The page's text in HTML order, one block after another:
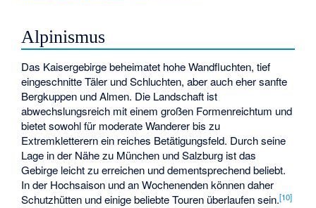
Alpinismus
Das Kaisergebirge beheimatet hohe Wandfluchten, tief
eingeschnitte Täler und Schluchten, aber auch eher sanfte
Bergkuppen und Almen. Die Landschaft ist
abwechslungsreich mit einem großen Formenreichtum und
bietet sowohl für moderate Wanderer bis zu
Extremkletterern ein reiches Betätigungsfeld. Durch seine
Lage in der Nähe zu München und Salzburg ist das
Gebirge leicht zu erreichen und dementsprechend beliebt.
In der Hochsaison und an Wochenenden können daher
Schutzhütten und einige beliebte Touren überlaufen sein.[10]